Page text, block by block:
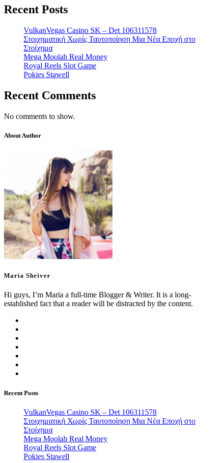
Recent Posts
VulkanVegas Casino SK – Det 106311578
Στοιχηματική Χωρίς Ταυτοποίηση Μια Νέα Εποχή στο
Στοίχημα
Mega Moolah Real Money
Royal Reels Slot Game
Pokies Stawell
Recent Comments
No comments to show.
About Author
Maria Shriver
Hi guys, I’m Maria a full-time Blogger & Writer. It is a long-
established fact that a reader will be distracted by the content.
Recent Posts
VulkanVegas Casino SK – Det 106311578
Στοιχηματική Χωρίς Ταυτοποίηση Μια Νέα Εποχή στο
Στοίχημα
Mega Moolah Real Money
Royal Reels Slot Game
Pokies Stawell